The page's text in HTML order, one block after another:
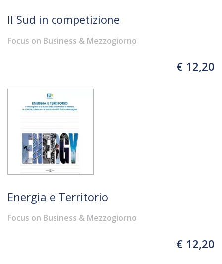
Il Sud in competizione
Focus on Business & Mezzogiorno
€ 12,20
Energia e Territorio
Focus on Business & Mezzogiorno
€ 12,20